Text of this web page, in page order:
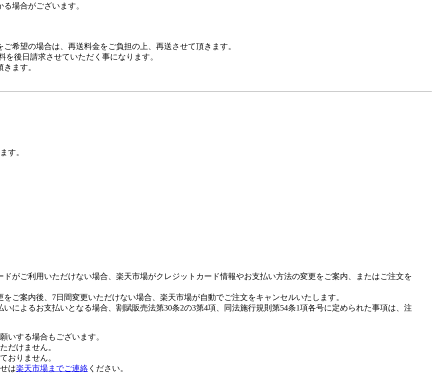
場合がございます。
希望の場合は、再送料金をご負担の上、再送させて頂きます。
後日請求させていただく事になります。
ます。
す。
がご利用いただけない場合、楽天市場がクレジットカード情報やお支払い方法の変更をご案内、またはご注文を
ご案内後、7日間変更いただけない場合、楽天市場が自動でご注文をキャンセルいたします。
によるお支払いとなる場合、割賦販売法第30条2の3第4項、同法施行規則第54条1項各号に定められた事項は、注
いする場合もございます。
だけません。
おりません。
は楽天市場までご連絡 ください。